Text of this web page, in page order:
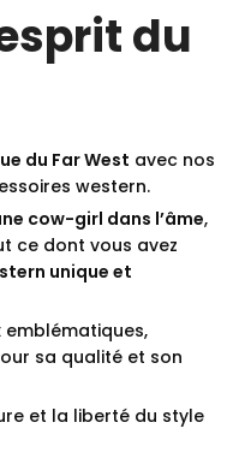
du
du Far West avec nos
western.
cow-girl dans l’âme,
ce dont vous avez
unique et
emblématiques,
sa qualité et son
et la liberté du style